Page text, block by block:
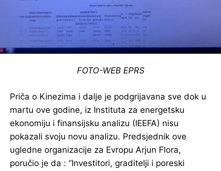
FOTO-WEB EPRS
Priča o Kinezima i dalje je podgrijavana sve dok u
martu ove godine, iz Instituta za energetsku
ekonomiju i finansijsku analizu (IEEFA) nisu
pokazali svoju novu analizu. Predsjednik ove
ugledne organizacije za Evropu Arjun Flora,
poručio je da : “Investitori, graditelji i poreski